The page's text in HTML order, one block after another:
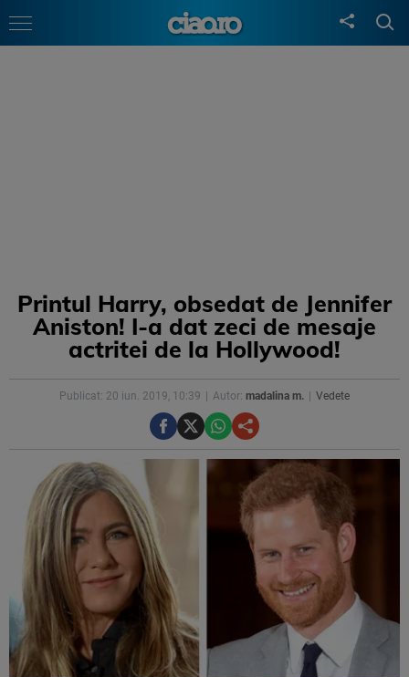
Printul Harry, obsedat de Jennifer
Aniston! I-a dat zeci de mesaje
actritei de la Hollywood!
Publicat: 20 iun. 2019, 10:39 Autor: madalina m. Vedete